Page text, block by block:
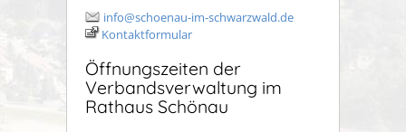
info@schoenau-im-schwarzwald.de
Kontaktformular
Öffnungszeiten der
Verbandsverwaltung im
Rathaus Schönau